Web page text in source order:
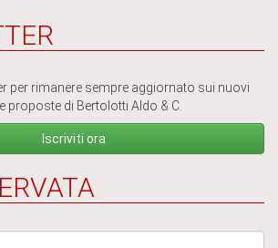
per rimanere sempre aggiornato sui nuovi
proposte di Bertolotti Aldo & C.
Iscriviti ora